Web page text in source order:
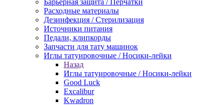
Барьерная защита / Перчатки
Расходные материалы
Дезинфекция / Стерилизация
Источники питания
Педали, клипкорды
Запчасти для тату машинок
Иглы татуировочные / Носики-лейки
Назад
Иглы татуировочные / Носики-лейки
Good Luck
Excalibur
Kwadron